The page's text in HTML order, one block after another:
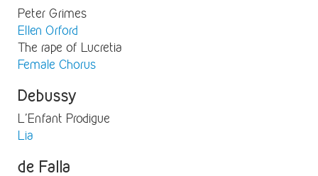
Peter Grimes
Ellen Orford
The rape of Lucretia
Female Chorus
Debussy
L'Enfant Prodigue
Lia
de Falla